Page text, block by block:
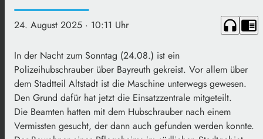
24. August 2025 · 10:11 Uhr headphones chrome_reader_mode
In der Nacht zum Sonntag (24.08.) ist ein
Polizeihubschrauber über Bayreuth gekreist. Vor allem über
dem Stadtteil Altstadt ist die Maschine unterwegs gewesen.
Den Grund dafür hat jetzt die Einsatzzentrale mitgeteilt.
Die Beamten hatten mit dem Hubschrauber nach einem
Vermissten gesucht, der dann auch gefunden werden konnte.